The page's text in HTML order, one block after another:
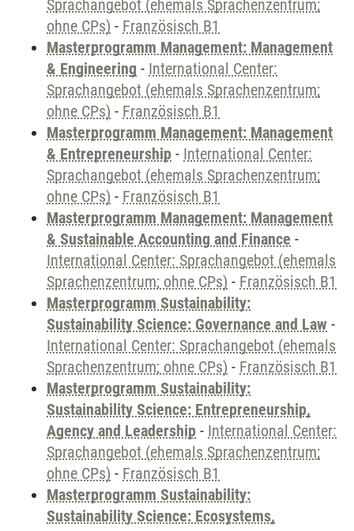
Sprachangebot (ehemals Sprachenzentrum;
ohne CPs) - Französisch B1
Masterprogramm Management: Management
& Engineering - International Center:
Sprachangebot (ehemals Sprachenzentrum;
ohne CPs) - Französisch B1
Masterprogramm Management: Management
& Entrepreneurship - International Center:
Sprachangebot (ehemals Sprachenzentrum;
ohne CPs) - Französisch B1
Masterprogramm Management: Management
& Sustainable Accounting and Finance -
International Center: Sprachangebot (ehemals
Sprachenzentrum; ohne CPs) - Französisch B1
Masterprogramm Sustainability:
Sustainability Science: Governance and Law -
International Center: Sprachangebot (ehemals
Sprachenzentrum; ohne CPs) - Französisch B1
Masterprogramm Sustainability:
Sustainability Science: Entrepreneurship,
Agency and Leadership - International Center:
Sprachangebot (ehemals Sprachenzentrum;
ohne CPs) - Französisch B1
Masterprogramm Sustainability:
Sustainability Science: Ecosystems,